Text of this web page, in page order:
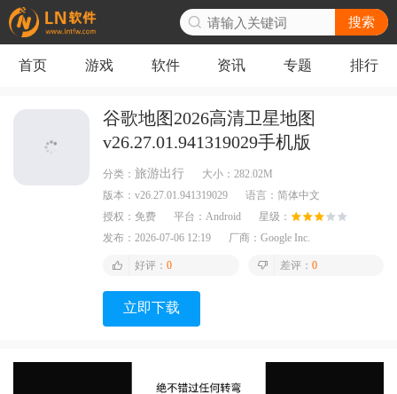
搜索
首页 游戏 软件 资讯 专题 排行
谷歌地图2026高清卫星地图
v26.27.01.941319029手机版
分类： 旅游出行 大小： 282.02M
版本： v26.27.01.941319029 语言： 简体中文
授权： 免费 平台： Android
星级：
发布： 2026-07-06 12:19 厂商： Google Inc.
好评： 0 差评： 0
立即下载